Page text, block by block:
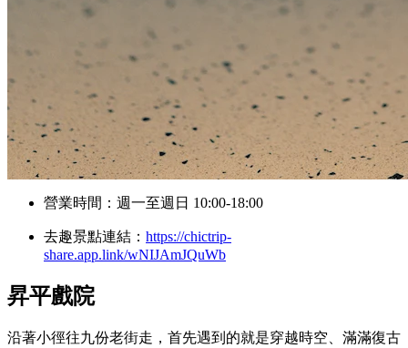
營業時間：週一至週日 10:00-18:00
去趣景點連結： https://chictrip-
share.app.link/wNIJAmJQuWb
昇平戲院
沿著小徑往九份老街走，首先遇到的就是穿越時空、滿滿復古